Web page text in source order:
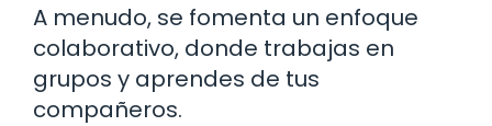
A menudo, se fomenta un enfoque
colaborativo, donde trabajas en
grupos y aprendes de tus
compañeros.